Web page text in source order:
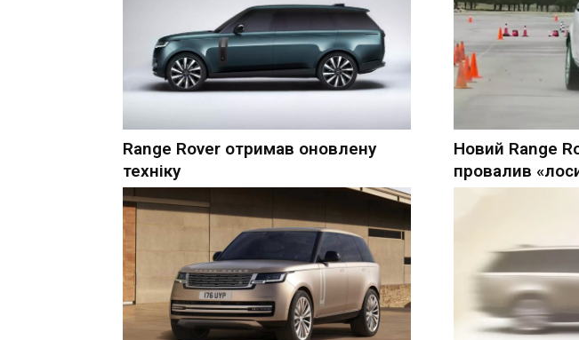
Range Rover отримав оновлену
техніку
Новий Range
провалив